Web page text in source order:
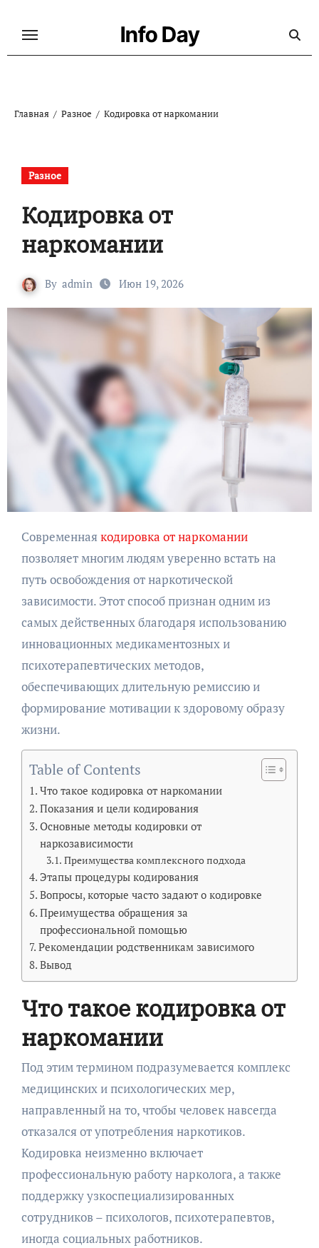
Info Day
Главная Разное Кодировка от наркомании
Разное
Кодировка от
наркомании
By admin Июн 19, 2026
Современнаякодировка от наркомании
позволяет многим людям уверенно встать на
путь освобождения от наркотической
зависимости. Этот способ признан одним из
самых действенных благодаря использованию
инновационных медикаментозных и
психотерапевтических методов,
обеспечивающих длительную ремиссию и
формирование мотивации к здоровому образу
жизни.
Table of Contents
Что такое кодировка от наркомании
Показания и цели кодирования
Основные методы кодировки от
наркозависимости
Преимущества комплексного подхода
Этапы процедуры кодирования
Вопросы, которые часто задают о кодировке
Преимущества обращения за
профессиональной помощью
Рекомендации родственникам зависимого
Вывод
Что такое кодировка от
наркомании
Под этим термином подразумевается комплекс
медицинских и психологических мер,
направленный на то, чтобы человек навсегда
отказался от употребления наркотиков.
Кодировка неизменно включает
профессиональную работу нарколога, а также
поддержку узкоспециализированных
сотрудников – психологов, психотерапевтов,
иногда социальных работников.